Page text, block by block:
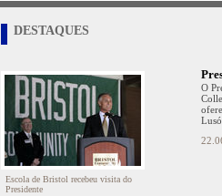
DESTAQUES
Escola de Bristol recebeu visita do
Presidente
O